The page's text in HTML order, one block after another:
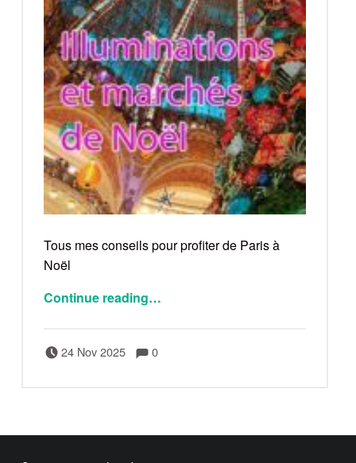
Tous mes conseils pour profiter de Paris à
Noël
Continue reading…
24 Nov 2025 Written by:
Bertrand Comments:
0